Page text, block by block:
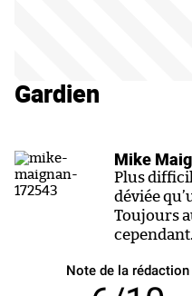
Gardien
Mike
Plus
déviée
Toujours
cependant.
Note de la rédaction